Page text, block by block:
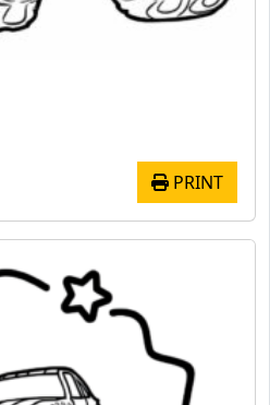
PRINT